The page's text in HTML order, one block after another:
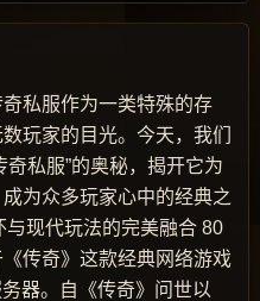
私服作为一类特殊的存
玩家的目光。今天，我们
私服”的奥秘，揭开它为
为众多玩家心中的经典之
现代玩法的完美融合 80
传奇》这款经典网络游戏
器。自《传奇》问世以